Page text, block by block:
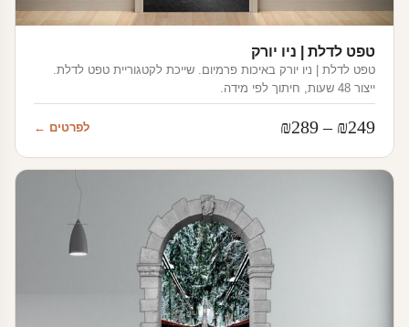
טפט לדלת | ניו יורק
טפט לדלת | ניו יורק באיכות פרמיום. שייכת לקטגוריית טפט לדלת.
ייצור 48 שעות, חיתוך לפי מידה.
₪249
–
₪289
מחירים:
לפרטים ←